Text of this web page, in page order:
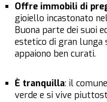
Offre immobili di
gioiello incastonato
Buona parte dei suoi
estetico di gran lunga
appaiono ben curati.
È tranquilla: il
verde e si vive